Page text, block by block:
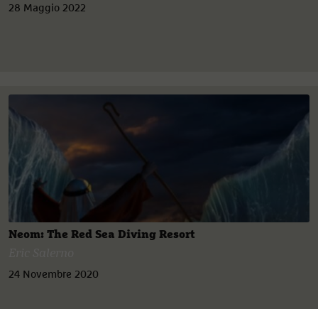
28 Maggio 2022
Neom: The Red Sea Diving Resort
24 Novembre 2020